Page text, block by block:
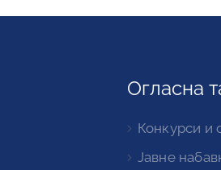
Огласна
Конкурси и
Јавне